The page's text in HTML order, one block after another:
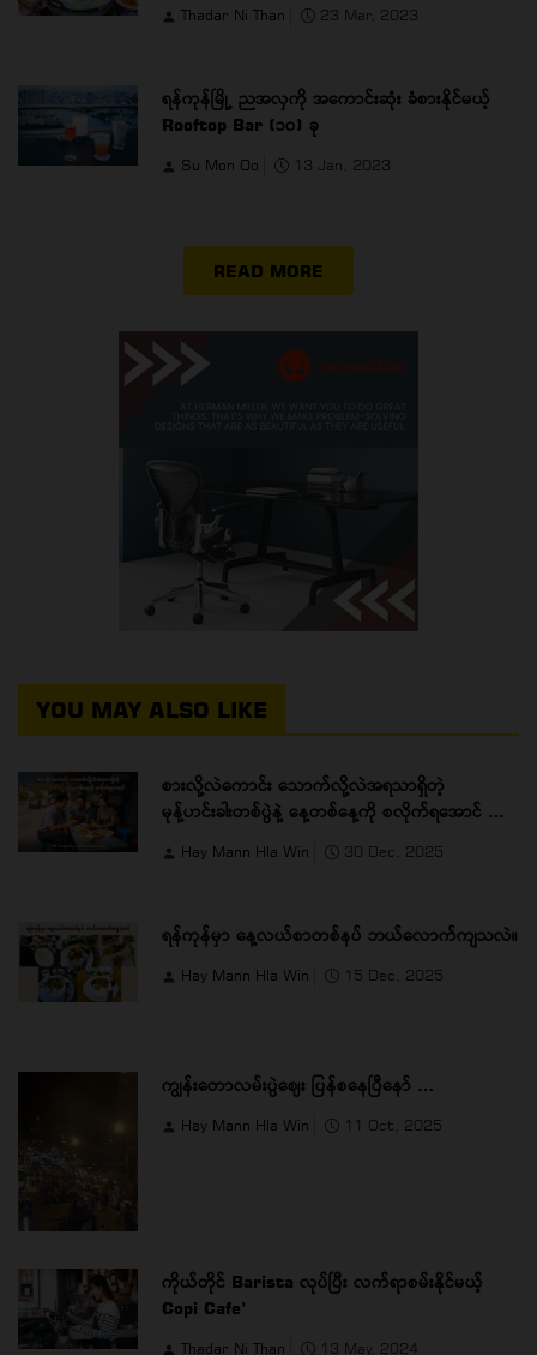
Thadar Ni Than 23 Mar, 2023
ရန်ကုန်မြို့ ညအလှကို အကောင်းဆုံး ခံစားနိုင်မယ့်
Rooftop Bar (၁၀) ခု
Su Mon Oo 13 Jan, 2023
READ MORE
YOU MAY ALSO LIKE
စားလို့လဲကောင်း သောက်လို့လဲအရသာရှိတဲ့
မုန့်ဟင်းခါးတစ်ပွဲနဲ့ နေ့တစ်နေ့ကို စလိုက်ရအောင် …
Hay Mann Hla Win 30 Dec, 2025
ရန်ကုန်မှာ နေ့လယ်စာတစ်နပ် ဘယ်လောက်ကျသလဲ။
Hay Mann Hla Win 15 Dec, 2025
ကျွန်းတောလမ်းပွဲဈေး ပြန်စနေပြီနော် …
Hay Mann Hla Win 11 Oct, 2025
ကိုယ်တိုင် Barista လုပ်ပြီး လက်ရာစမ်းနိုင်မယ့်
Copi Cafe’
Thadar Ni Than 13 May, 2024